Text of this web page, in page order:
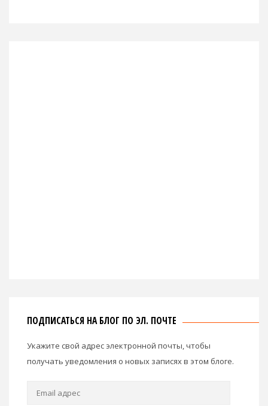
ПОДПИСАТЬСЯ НА БЛОГ ПО ЭЛ. ПОЧТЕ
Укажите свой адрес электронной почты, чтобы
получать уведомления о новых записях в этом блоге.
Email